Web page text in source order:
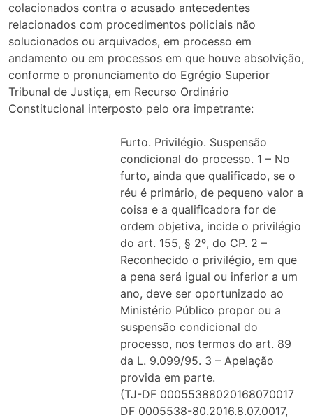
colacionados contra o acusado antecedentes
relacionados com procedimentos policiais não
solucionados ou arquivados, em processo em
andamento ou em processos em que houve absolvição,
conforme o pronunciamento do Egrégio Superior
Tribunal de Justiça, em Recurso Ordinário
Constitucional interposto pelo ora impetrante:
Furto. Privilégio. Suspensão
condicional do processo. 1 – No
furto, ainda que qualificado, se o
réu é primário, de pequeno valor a
coisa e a qualificadora for de
ordem objetiva, incide o privilégio
do art. 155, § 2º, do CP. 2 –
Reconhecido o privilégio, em que
a pena será igual ou inferior a um
ano, deve ser oportunizado ao
Ministério Público propor ou a
suspensão condicional do
processo, nos termos do art. 89
da L. 9.099/95. 3 – Apelação
provida em parte.
(TJ-DF 00055388020168070017
DF 0005538-80.2016.8.07.0017,